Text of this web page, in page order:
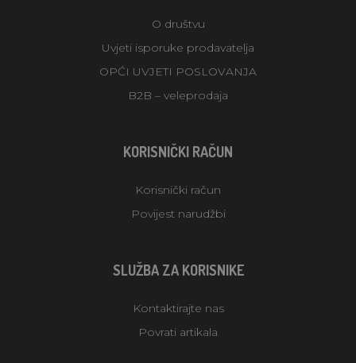
O društvu
Uvjeti isporuke prodavatelja
OPĆI UVJETI POSLOVANJA
B2B – veleprodaja
KORISNIČKI RAČUN
Korisnički račun
Povijest narudžbi
SLUŽBA ZA KORISNIKE
Kontaktirajte nas
Povrati artikala